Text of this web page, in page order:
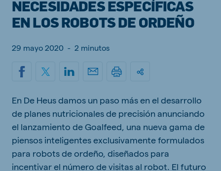
NECESIDADES ESPECÍFICAS
EN LOS ROBOTS DE ORDEÑO
29 mayo 2020 - 2 minutos
En De Heus damos un paso más en el desarrollo
de planes nutricionales de precisión anunciando
el lanzamiento de Goalfeed, una nueva gama de
piensos inteligentes exclusivamente formulados
para robots de ordeño, diseñados para
incentivar el número de visitas al robot. El futuro